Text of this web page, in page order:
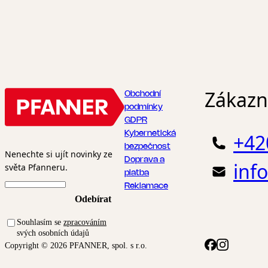
Nenechte si ujít novinky ze
světa Pfanneru.
Odebírat
Souhlasím se zpracováním
svých osobních údajů
Obchodní
podmínky
GDPR
Kybernetická
bezpečnost
Doprava a
platba
Reklamace
Copyright © 2026 PFANNER, spol. s r.o.